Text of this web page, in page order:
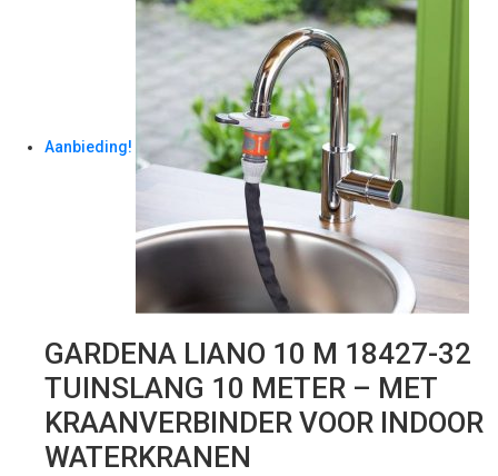
Aanbieding!
GARDENA LIANO 10 M 18427-32
TUINSLANG 10 METER – MET
KRAANVERBINDER VOOR INDOOR
WATERKRANEN